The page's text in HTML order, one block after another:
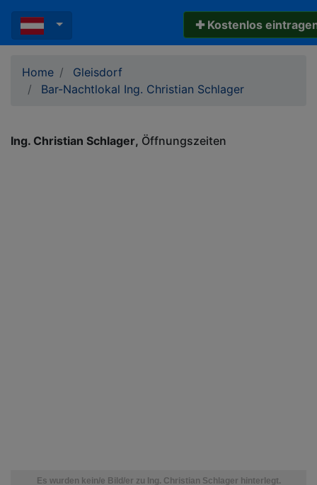
✚ Kostenlos
Home
Gleisdorf
Bar-Nachtlokal Ing. Christian Schlager
Ing. Christian Schlager Öffnungszeiten